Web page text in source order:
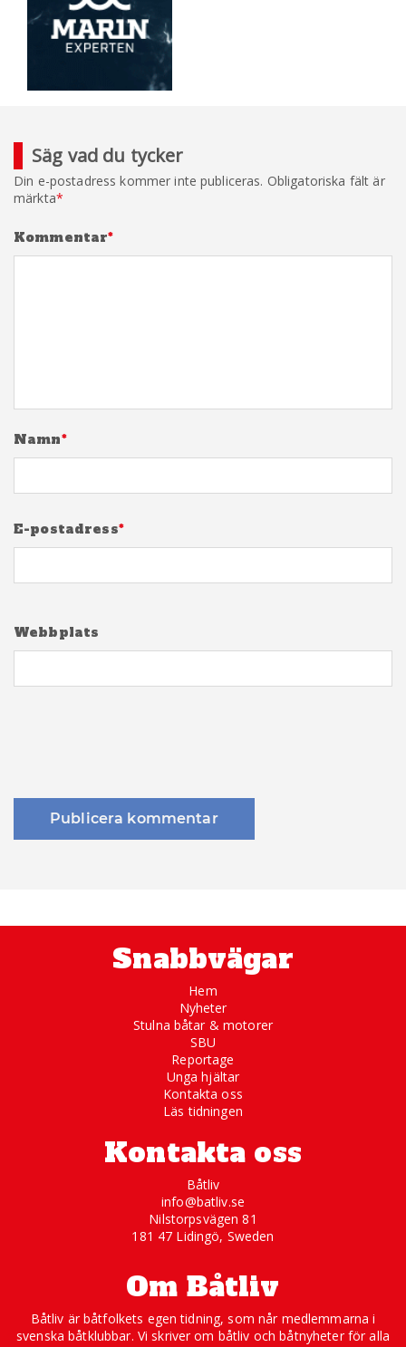
Säg vad du tycker
Din e-postadress kommer inte publiceras. Obligatoriska fält är
märkta*
Kommentar*
Namn*
E-postadress*
Webbplats
Snabbvägar
Hem
Nyheter
Stulna båtar & motorer
SBU
Reportage
Unga hjältar
Kontakta oss
Läs tidningen
Kontakta oss
Båtliv
info@batliv.se
Nilstorpsvägen 81
181 47 Lidingö, Sweden
Om Båtliv
Båtliv är båtfolkets egen tidning, som når medlemmarna i
svenska båtklubbar. Vi skriver om båtliv och båtnyheter för alla